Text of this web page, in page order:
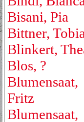
Bisani, Pia
Bittner,
Blinkert,
Blos, ?
Blumensaat,
Fritz
Blumensaat,